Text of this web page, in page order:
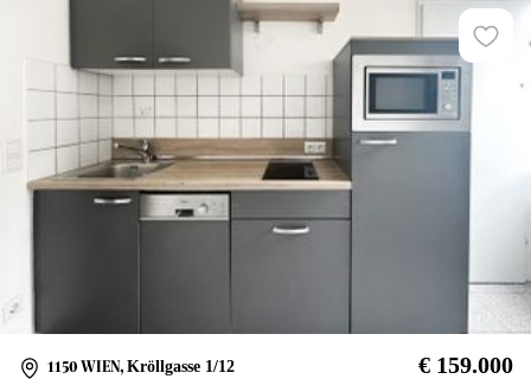
1150 WIEN, Kröllgasse 1/12 € 159.000